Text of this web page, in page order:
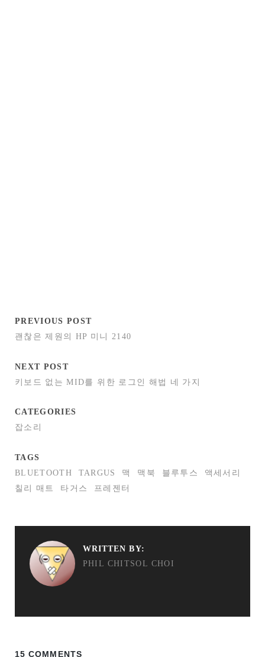
PREVIOUS POST
괜찮은 제원의 HP 미니 2140
NEXT POST
키보드 없는 MID를 위한 로그인 해법 네 가지
CATEGORIES
잡소리
TAGS
BLUETOOTH
TARGUS 맥 맥북 블루투스
액세서리
칠리 매트
타거스 프레젠터
WRITTEN BY:
PHIL CHITSOL CHOI
15 COMMENTS